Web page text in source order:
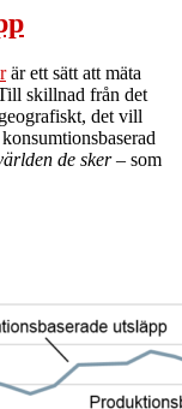
är ett sätt att mäta
skillnad från det
det vill
de sker– som